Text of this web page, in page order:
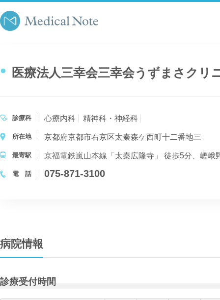
医療法人三幸会三幸会うずまさクリ
診療科 心療内科 精神科・神経科
所在地 京都府京都市右京区太秦森ケ西町十二番地三
最寄駅 京福電鉄嵐山本線「太秦広隆寺」 徒歩5分、嵯
電 話 075-871-3100
病院情報
診療受付時間